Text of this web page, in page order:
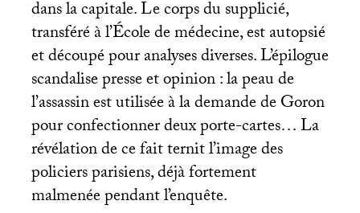
dans la capitale. Le corps du supplicié,
transféré à l’École de médecine, est autopsié
et découpé pour analyses diverses. L’épilogue
scandalise presse et opinion : la peau de
l’assassin est utilisée à la demande de Goron
pour confectionner deux porte-cartes… La
révélation de ce fait ternit l’image des
policiers parisiens, déjà fortement
malmenée pendant l’enquête.